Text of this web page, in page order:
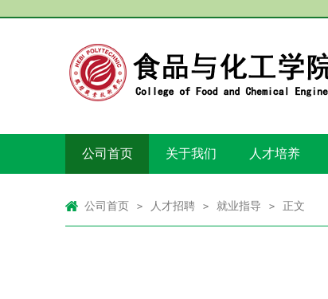
公司首页 关于我们 人才培养
公司首页 > 人才招聘 > 就业指导 > 正文